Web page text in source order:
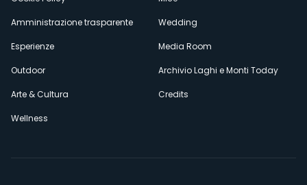
Amministrazione trasparente
Esperienze
Outdoor
Arte & Cultura
Wellness
Wedding
Media Room
Archivio Laghi e Monti Today
Credits